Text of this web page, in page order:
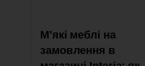
М’які меблі на
замовлення в